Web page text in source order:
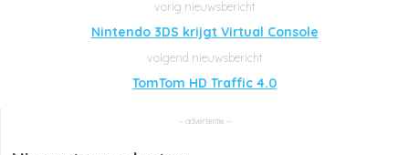
Nintendo 3DS krijgt Virtual Console
TomTom HD Traffic 4.0